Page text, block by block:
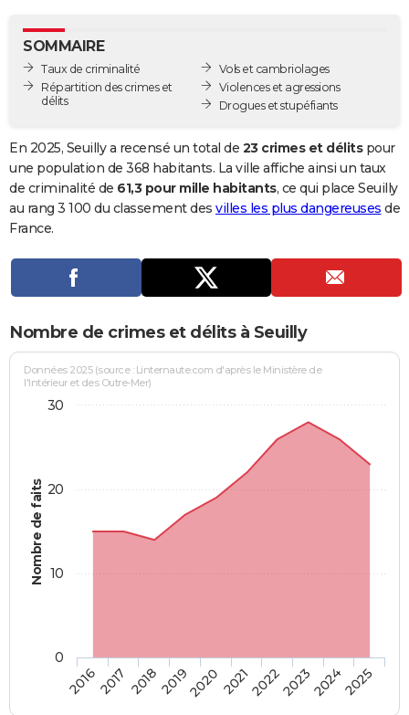
GUIDES D'ACHAT
BONS PLANS
Carte de Noël
Carte Bonne année
Carte Saint-Valentin
Carte Pâques
Carte d'anniversaire
DICTIONNAIRE
Dictionnaire
Biographies
Citations
Expressions
Proverbes
PROGRAMME TV
Se connecter
Entreprises
Service militaire
Avis de recherche
AVIS DE DÉCÈS
Bricolage
Lifestyle
Culture
Sport
Auto
Television
Voyage
Cinema
SOMMAIRE
Taux de criminalité
Répartition des crimes et
délits
Vols et cambriolages
Violences et agressions
Drogues et stupéfiants
En 2025, Seuilly a recensé un total de 23 crimes et délitspour
une population de 368 habitants. La ville affiche ainsi un taux
de criminalité de 61,3 pour mille habitants, ce qui place Seuilly
au rang 3 100 du classement des villes les plus dangereuses de
France.
Nombre de crimes et délits à Seuilly
Nombre de faits
Données 2025 (source : Linternaute.com d'après le Ministère de
l'Intérieur et des Outre-Mer)
20162017 20182019202020212022202320242025
0
10
20
30